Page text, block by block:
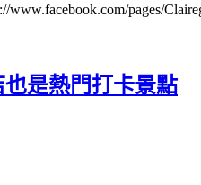
pages/
是熱門打卡景點